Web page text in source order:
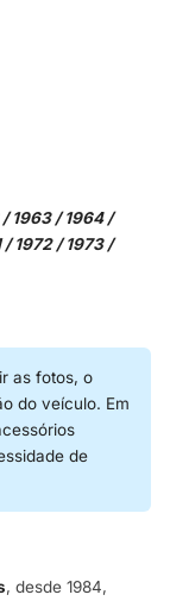
1963 / 1964 /
/ 1972 / 1973 /
as fotos, o
do veículo. Em
de
, desde 1984,